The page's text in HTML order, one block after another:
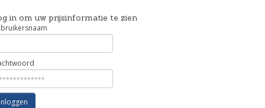
in om uw prijsinformatie te zien